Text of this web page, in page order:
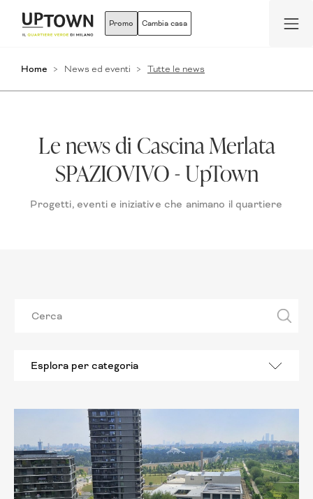
Promo Cambia casa
Home News ed eventi Tutte le news
Le news di Cascina Merlata
SPAZIOVIVO - UpTown
Progetti, eventi e iniziative che animano il quartiere
Esplora per categoria